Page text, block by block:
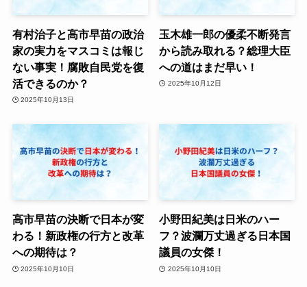
有村治子と高市早苗の政治
家の実力をマスコミは報じ
ない事実！腐敗自民党を復
活できるのか？
2025年10月13日
玉木雄一郎の優柔不断発言
から読み取れる？総理大臣
への道はまだ早い！
2025年10月12日
高市早苗の決断で日本が変
わる！新政権の行方と改革
への期待は？
2025年10月10日
小野田紀美は日米のハー
フ？波瀾万丈過ぎる日本国
議員の女傑！
2025年10月10日